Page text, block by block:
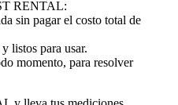
RENTAL:
sin pagar el costo total de
listos para usar.
momento, para resolver